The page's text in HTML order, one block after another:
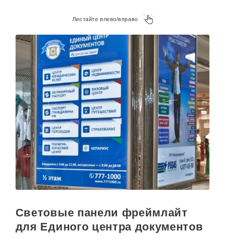
Листайте влево/вправо
Световые панели фреймлайт
для Единого центра документов